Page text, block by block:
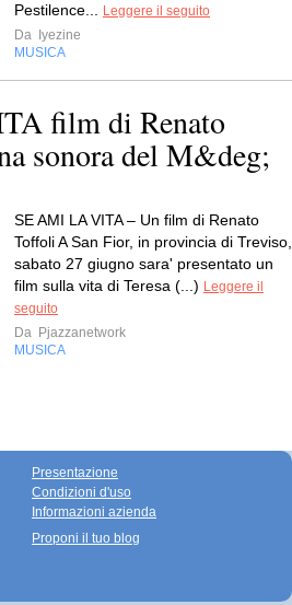
Pestilence...
Leggere il seguito
Da
Iyezine
MUSICA
film di Renato
sonora del M&deg;
SE AMI LA VITA – Un film di Renato
Toffoli A San Fior, in provincia di Treviso,
sabato 27 giugno sara' presentato un
film sulla vita di Teresa (...) Leggere il
seguito
Da Pjazzanetwork
MUSICA
Presentazione
Condizioni d'uso
Informazioni azienda
Proponi il tuo blog